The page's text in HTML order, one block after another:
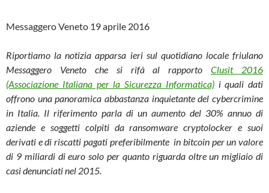
Messaggero Veneto 19 aprile 2016
Riportiamo la notizia apparsa ieri sul quotidiano locale friulano
Messaggero Veneto che si rifà al rapportoClusit 2016
(Associazione Italiana per la Sicurezza Informatica)i quali dati
offrono una panoramica abbastanza inquietante del cybercrimine
in Italia. Il riferimento parla di un aumento del 30% annuo di
aziende e soggetti colpiti da ransomware cryptolocker e suoi
derivati e di riscatti pagati preferibilmente in bitcoin per un valore
di 9 miliardi di euro solo per quanto riguarda oltre un migliaio di
casi denunciati nel 2015.